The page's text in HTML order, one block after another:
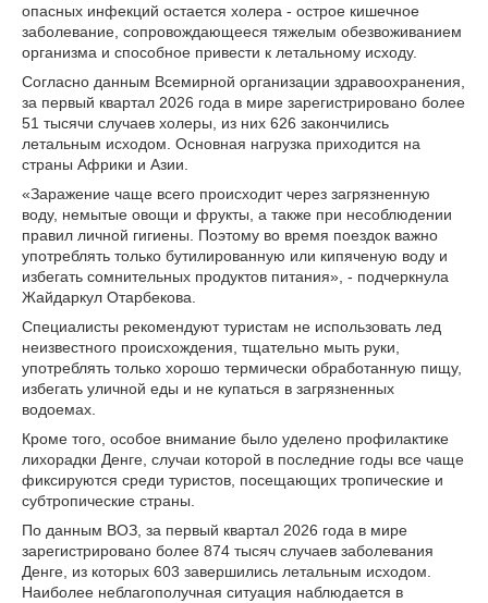
опасных инфекций остается холера - острое кишечное
заболевание, сопровождающееся тяжелым обезвоживанием
организма и способное привести к летальному исходу.
Согласно данным Всемирной организации здравоохранения,
за первый квартал 2026 года в мире зарегистрировано более
51 тысячи случаев холеры, из них 626 закончились
летальным исходом. Основная нагрузка приходится на
страны Африки и Азии.
«Заражение чаще всего происходит через загрязненную
воду, немытые овощи и фрукты, а также при несоблюдении
правил личной гигиены. Поэтому во время поездок важно
употреблять только бутилированную или кипяченую воду и
избегать сомнительных продуктов питания», - подчеркнула
Жайдаркул Отарбекова.
Специалисты рекомендуют туристам не использовать лед
неизвестного происхождения, тщательно мыть руки,
употреблять только хорошо термически обработанную пищу,
избегать уличной еды и не купаться в загрязненных
водоемах.
Кроме того, особое внимание было уделено профилактике
лихорадки Денге, случаи которой в последние годы все чаще
фиксируются среди туристов, посещающих тропические и
субтропические страны.
По данным ВОЗ, за первый квартал 2026 года в мире
зарегистрировано более 874 тысяч случаев заболевания
Денге, из которых 603 завершились летальным исходом.
Наиболее неблагополучная ситуация наблюдается в